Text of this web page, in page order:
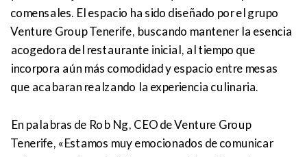
comensales. El espacio ha sido diseñado por el grupo
Venture Group Tenerife, buscando mantener la esencia
acogedora del restaurante inicial, al tiempo que
incorpora aún más comodidad y espacio entre mesas
que acabaran realzando la experiencia culinaria.
En palabras de Rob Ng, CEO de Venture Group
Tenerife, «Estamos muy emocionados de comunicar